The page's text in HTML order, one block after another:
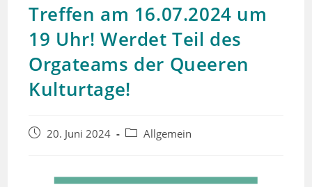
Treffen am 16.07.2024 um
19 Uhr! Werdet Teil des
Orgateams der Queeren
Kulturtage!
Beitrag20. Juni 2024
Beitrags-
Allgemein